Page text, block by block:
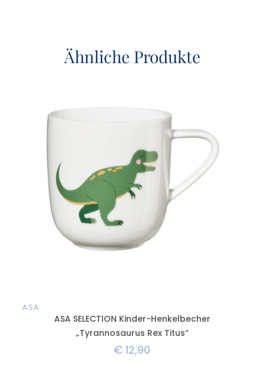
Ähnliche Produkte
ASA
ASA SELECTION Kinder-Henkelbecher
„Tyrannosaurus Rex Titus“
€ 12,90